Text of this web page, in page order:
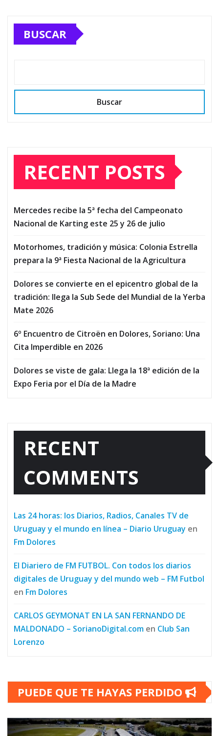
BUSCAR
Buscar
RECENT POSTS
Mercedes recibe la 5ª fecha del Campeonato
Nacional de Karting este 25 y 26 de julio
Motorhomes, tradición y música: Colonia Estrella
prepara la 9ª Fiesta Nacional de la Agricultura
Dolores se convierte en el epicentro global de la
tradición: llega la Sub Sede del Mundial de la Yerba
Mate 2026
6º Encuentro de Citroën en Dolores, Soriano: Una
Cita Imperdible en 2026
Dolores se viste de gala: Llega la 18ª edición de la
Expo Feria por el Día de la Madre
RECENT
COMMENTS
Las 24 horas: los Diarios, Radios, Canales TV de
Uruguay y el mundo en línea – Diario Uruguay en
Fm Dolores
El Diariero de FM FUTBOL. Con todos los diarios
digitales de Uruguay y del mundo web – FM Futbol
en Fm Dolores
CARLOS GEYMONAT EN LA SAN FERNANDO DE
MALDONADO – SorianoDigital.com en Club San
Lorenzo
PUEDE QUE TE HAYAS PERDIDO